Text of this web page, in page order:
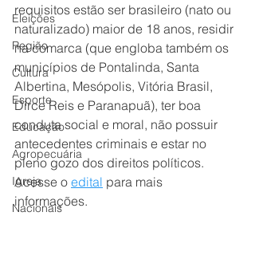
Eleições
Região
Cultura
Esporte
Educação
Agropecuária
Igreja
Nacionais
requisitos estão ser brasileiro (nato ou
naturalizado) maior de 18 anos, residir
na comarca (que engloba também os
municípios de Pontalinda, Santa
Albertina, Mesópolis, Vitória Brasil,
Dirce Reis e Paranapuã), ter boa
conduta social e moral, não possuir
antecedentes criminais e estar no
pleno gozo dos direitos políticos.
Acesse o edital para mais
informações.